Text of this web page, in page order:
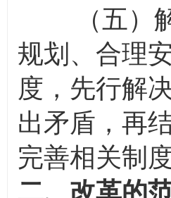
（五）解
规划、合理
度，先行解
出矛盾，再
完善相关制
二、改革的范